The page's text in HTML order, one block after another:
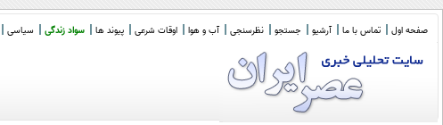
صفحه اول تماس با ما آرشیو جستجو نظرسنجی آب و هوا اوقات شرعی پیوند ها سواد زندگی سیاسی